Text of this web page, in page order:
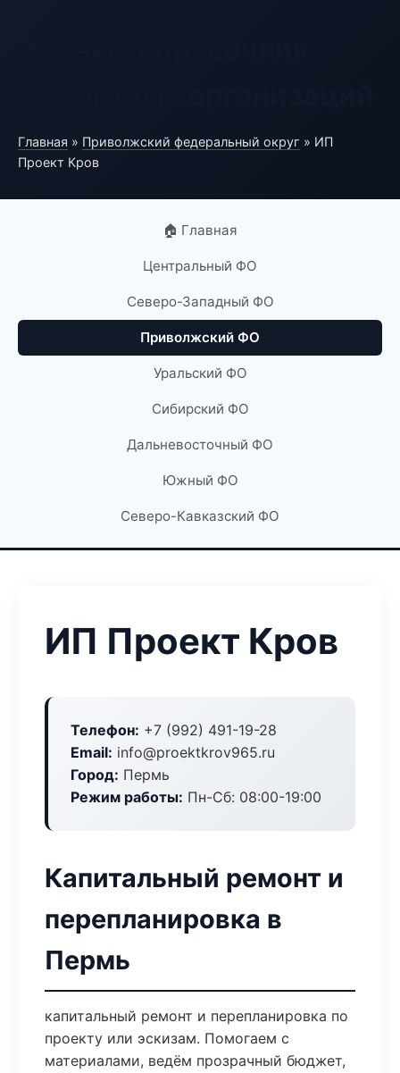
Главная » Приволжский федеральный округ » ИП
Проект Кров
🏠 Главная
Центральный ФО
Северо-Западный ФО
Приволжский ФО
Уральский ФО
Сибирский ФО
Дальневосточный ФО
Южный ФО
Северо-Кавказский ФО
ИП Проект Кров
Телефон: +7 (992) 491-19-28
Email: info@proektkrov965.ru
Город: Пермь
Режим работы: Пн-Сб: 08:00-19:00
Капитальный ремонт и
перепланировка в
Пермь
капитальный ремонт и перепланировка по
проекту или эскизам. Помогаем с
материалами, ведём прозрачный бюджет,